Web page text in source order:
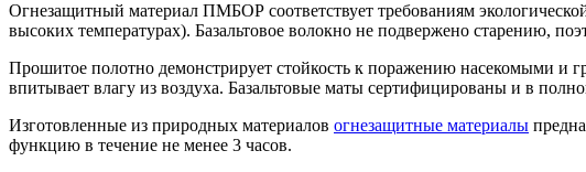
Огнезащитный материал ПМБОР соответствует требованиям
высоких температурах). Базальтовое волокно не подвержено старению,
Прошитое полотно демонстрирует стойкость к поражению насекомыми и
впитывает влагу из воздуха. Базальтовые маты сертифицированы и в
Изготовленные из природных материалов огнезащитные материалы
функцию в течение не менее 3 часов.